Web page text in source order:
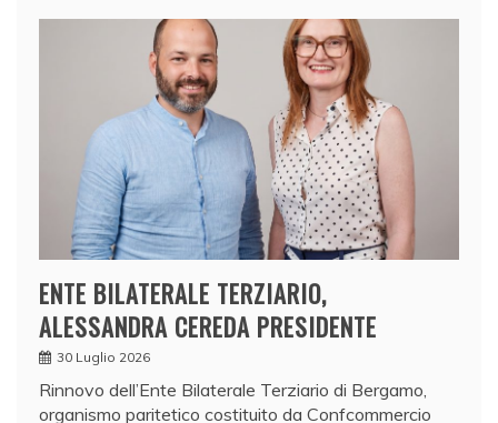
ENTE BILATERALE TERZIARIO,
ALESSANDRA CEREDA PRESIDENTE
30 Luglio 2026
Rinnovo dell’Ente Bilaterale Terziario di Bergamo,
organismo paritetico costituito da Confcommercio